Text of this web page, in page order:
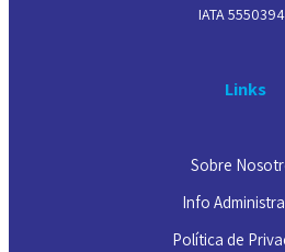
IATA
Links
Sobre
Info
Política de